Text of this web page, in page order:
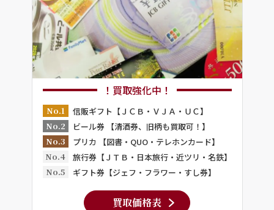
！買取強化中！
No.1
信販ギフト【ＪＣＢ・ＶＪＡ・ＵＣ】
No.2
ビール券 【清酒券、旧柄も買取可！】
No.3
プリカ 【図書・QUO・テレホンカード】
No.4
旅行券【ＪＴＢ・日本旅行・近ツリ・名鉄】
No.5
ギフト券【ジェフ・フラワー・すし券】
買取価格表